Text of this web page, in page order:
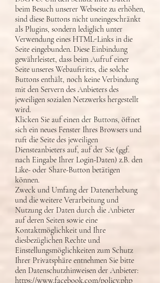
beim Besuch unserer Webseite zu erhöhen,
sind diese Buttons nicht uneingeschränkt
als Plugins, sondern lediglich unter
Verwendung eines HTML-Links in die
Seite eingebunden. Diese Einbindung
gewährleistet, dass beim Aufruf einer
Seite unseres Webauftritts, die solche
Buttons enthält, noch keine Verbindung
mit den Servern des Anbieters des
jeweiligen sozialen Netzwerks hergestellt
wird.
Klicken Sie auf einen der Buttons, öffnet
sich ein neues Fenster Ihres Browsers und
ruft die Seite des jeweiligen
Diensteanbieters auf, auf der Sie (ggf.
nach Eingabe Ihrer Login-Daten) z.B. den
Like- oder Share-Button betätigen
können.
Zweck und Umfang der Datenerhebung
und die weitere Verarbeitung und
Nutzung der Daten durch die Anbieter
auf deren Seiten sowie eine
Kontaktmöglichkeit und Ihre
diesbezüglichen Rechte und
Einstellungsmöglichkeiten zum Schutz
Ihrer Privatsphäre entnehmen Sie bitte
den Datenschutzhinweisen der Anbieter:
https://www.facebook.com/policy.php